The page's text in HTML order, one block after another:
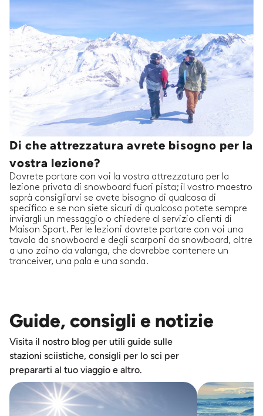
Di che attrezzatura avrete bisogno per la
vostra lezione?
Dovrete portare con voi la vostra attrezzatura per la
lezione privata di snowboard fuori pista; il vostro maestro
saprà consigliarvi se avete bisogno di qualcosa di
specifico e se non siete sicuri di qualcosa potete sempre
inviargli un messaggio o chiedere al servizio clienti di
Maison Sport. Per le lezioni dovrete portare con voi una
tavola da snowboard e degli scarponi da snowboard, oltre
a uno zaino da valanga, che dovrebbe contenere un
tranceiver, una pala e una sonda.
Guide, consigli e notizie
Visita il nostro blog per utili guide sulle
stazioni sciistiche, consigli per lo sci per
prepararti al tuo viaggio e altro.